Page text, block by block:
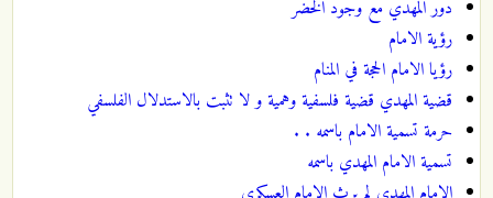
دور المهدي مع وجود الخضر
رؤية الامام
رؤيا الامام الحجة في المنام
قضية المهدي قضية فلسفية وهمية و لا تثبت بالاستدلال الفلسفي
حرمة تسمية الامام باسمه . .
تسمية الامام المهدي باسمه